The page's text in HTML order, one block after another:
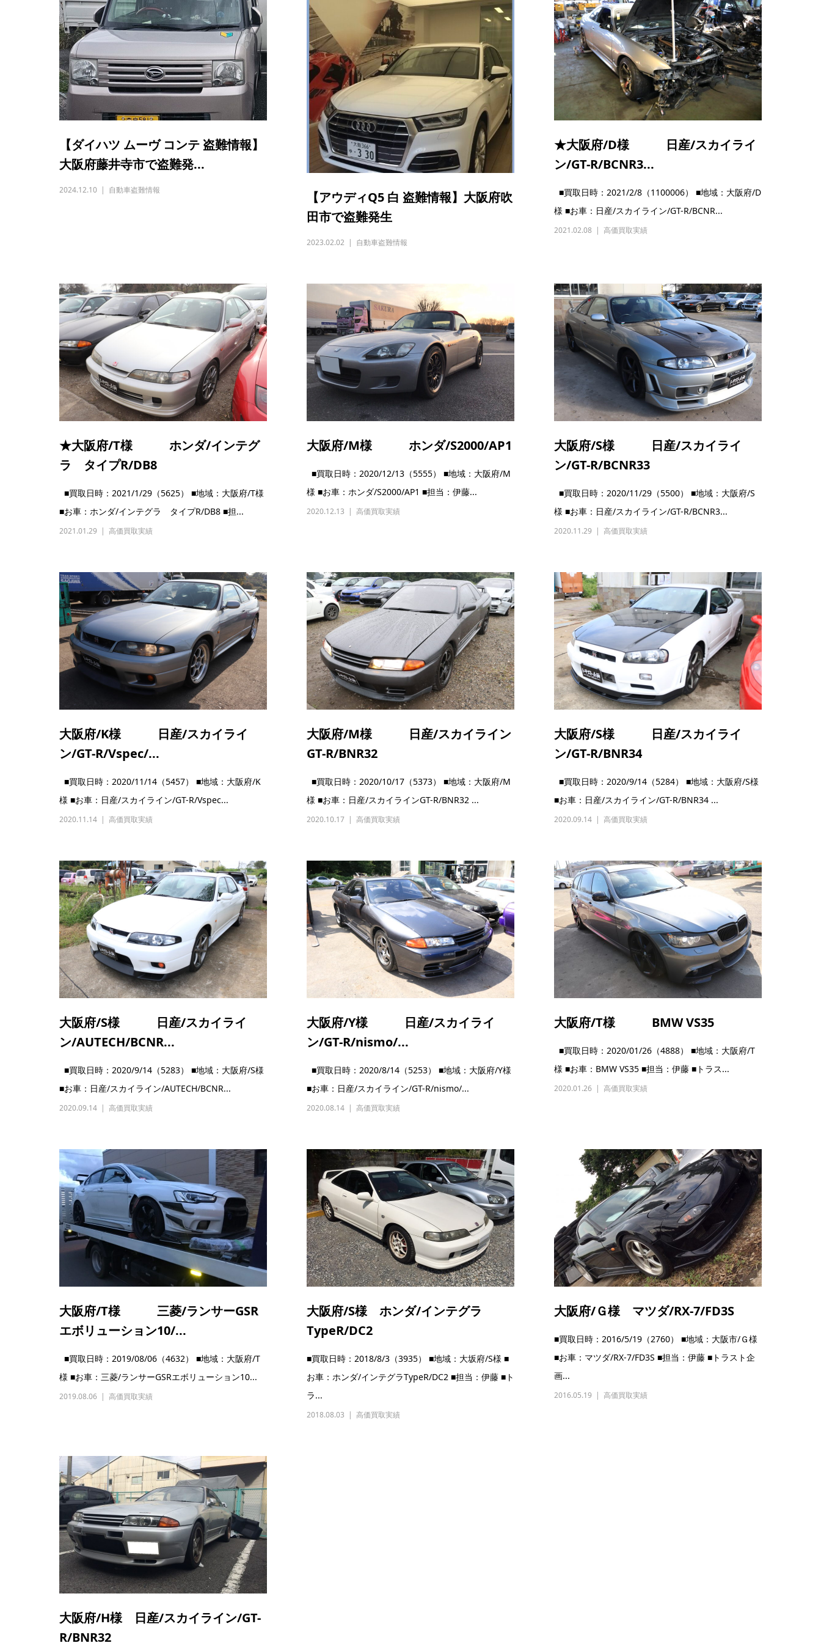
【ダイハツ ムーヴ コンテ 盗難情報】
大阪府藤井寺市で盗難発...
2024.12.10 自動車盗難情報
【アウディQ5 白 盗難情報】大阪府吹
田市で盗難発生
2023.02.02 自動車盗難情報
★大阪府/D様 日産/スカイライ
ン/GT-R/BCNR3...
■買取日時：2021/2/8（1100006） ■地域：大阪府/D
様 ■お車：日産/スカイライン/GT-R/BCNR...
2021.02.08 高価買取実績
★大阪府/T様 ホンダ/インテグ
ラ タイプR/DB8
■買取日時：2021/1/29（5625） ■地域：大阪府/T様
■お車：ホンダ/インテグラ タイプR/DB8 ■担...
2021.01.29 高価買取実績
大阪府/M様 ホンダ/S2000/AP1
■買取日時：2020/12/13（5555） ■地域：大阪府/M
様 ■お車：ホンダ/S2000/AP1 ■担当：伊藤...
2020.12.13 高価買取実績
大阪府/S様 日産/スカイライ
ン/GT-R/BCNR33
■買取日時：2020/11/29（5500） ■地域：大阪府/S
様 ■お車：日産/スカイライン/GT-R/BCNR3...
2020.11.29 高価買取実績
大阪府/K様 日産/スカイライ
ン/GT-R/Vspec/...
■買取日時：2020/11/14（5457） ■地域：大阪府/K
様 ■お車：日産/スカイライン/GT-R/Vspec...
2020.11.14 高価買取実績
大阪府/M様 日産/スカイライン
GT-R/BNR32
■買取日時：2020/10/17（5373） ■地域：大阪府/M
様 ■お車：日産/スカイラインGT-R/BNR32 ...
2020.10.17 高価買取実績
大阪府/S様 日産/スカイライ
ン/GT-R/BNR34
■買取日時：2020/9/14（5284） ■地域：大阪府/S様
■お車：日産/スカイライン/GT-R/BNR34 ...
2020.09.14 高価買取実績
大阪府/S様 日産/スカイライ
ン/AUTECH/BCNR...
■買取日時：2020/9/14（5283） ■地域：大阪府/S様
■お車：日産/スカイライン/AUTECH/BCNR...
2020.09.14 高価買取実績
大阪府/Y様 日産/スカイライ
ン/GT-R/nismo/...
■買取日時：2020/8/14（5253） ■地域：大阪府/Y様
■お車：日産/スカイライン/GT-R/nismo/...
2020.08.14 高価買取実績
大阪府/T様 BMW VS35
■買取日時：2020/01/26（4888） ■地域：大阪府/T
様 ■お車：BMW VS35 ■担当：伊藤 ■トラス...
2020.01.26 高価買取実績
大阪府/T様 三菱/ランサーGSR
エボリューション10/...
■買取日時：2019/08/06（4632） ■地域：大阪府/T
様 ■お車：三菱/ランサーGSRエボリューション10...
2019.08.06 高価買取実績
大阪府/S様 ホンダ/インテグラ
TypeR/DC2
■買取日時：2018/8/3（3935） ■地域：大坂府/S様 ■
お車：ホンダ/インテグラTypeR/DC2 ■担当：伊藤 ■ト
ラ...
2018.08.03 高価買取実績
大阪府/Ｇ様 マツダ/RX-7/FD3S
■買取日時：2016/5/19（2760） ■地域：大阪市/Ｇ様
■お車：マツダ/RX-7/FD3S ■担当：伊藤 ■トラスト企
画...
2016.05.19 高価買取実績
大阪府/H様 日産/スカイライン/GT-
R/BNR32